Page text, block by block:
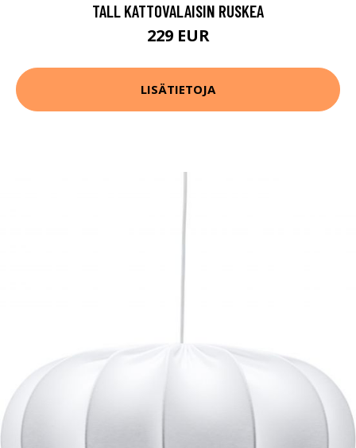
TALL KATTOVALAISIN RUSKEA
229 EUR
LISÄTIETOJA